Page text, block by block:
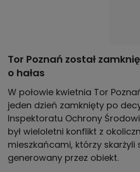
Tor Poznań został
o hałas
W połowie kwietnia Tor
jeden dzień zamknięty po
Inspektoratu Ochrony
był wieloletni konflikt z
mieszkańcami, którzy skarżyli
generowany przez obiekt.